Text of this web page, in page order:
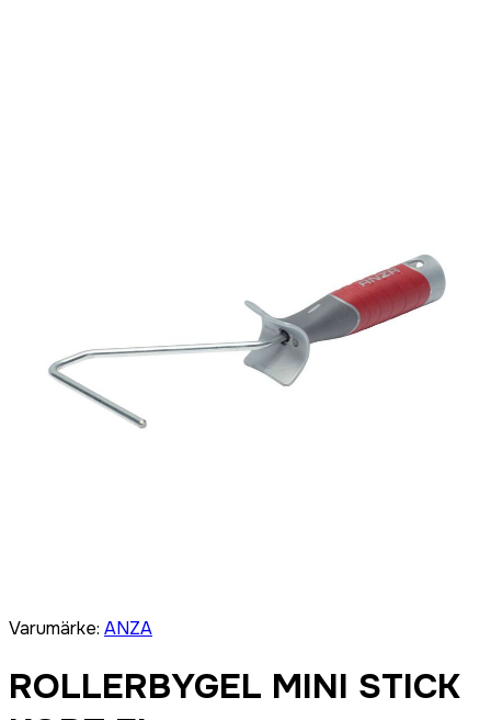
Varumärke: ANZA
ROLLERBYGEL MINI STICK